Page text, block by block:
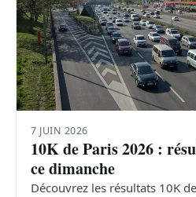
7 JUIN 2026
10K de Paris 2026 :
ce dimanche
Découvrez les résultats 10K